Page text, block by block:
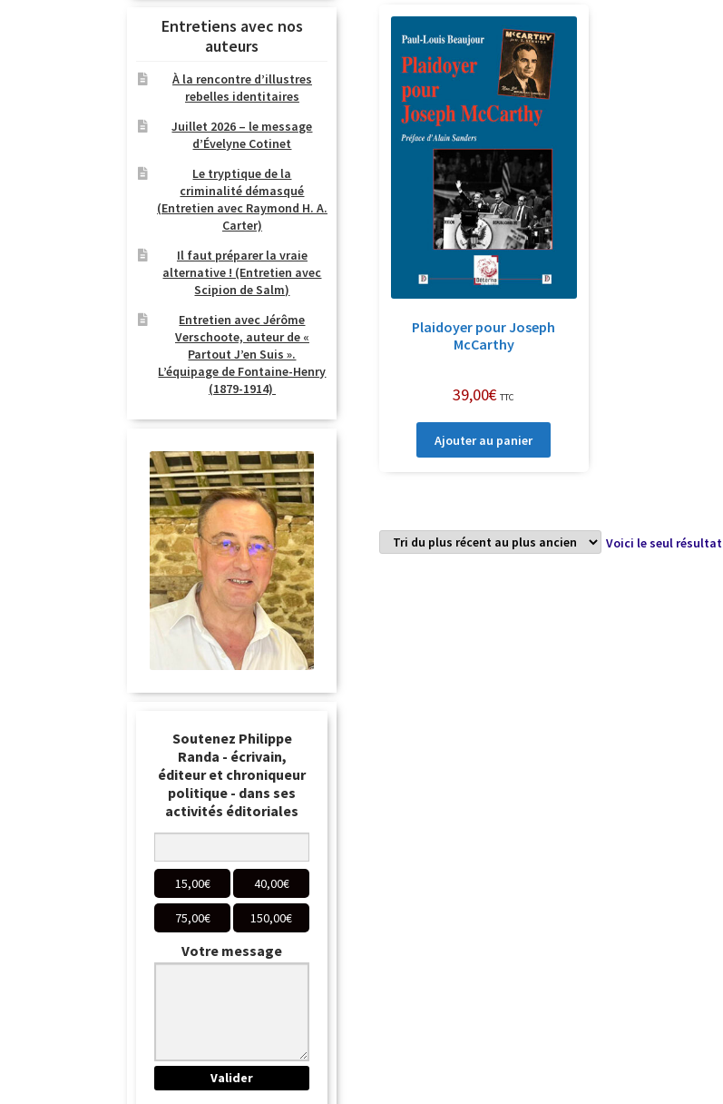
Plaidoyer pour Joseph
McCarthy
39,00€ TTC
Ajouter au panier
Voici le seul résultat
Entretiens avec nos
auteurs
À la rencontre d’illustres
rebelles identitaires
Juillet 2026 – le message
d’Évelyne Cotinet
Le tryptique de la
criminalité démasqué
(Entretien avec Raymond H. A.
Carter)
Il faut préparer la vraie
alternative ! (Entretien avec
Scipion de Salm)
Entretien avec Jérôme
Verschoote, auteur de «
Partout J’en Suis ».
L’équipage de Fontaine-Henry
(1879-1914)
Soutenez Philippe
Randa - écrivain,
éditeur et chroniqueur
politique - dans ses
activités éditoriales
15,00€ 40,00€
75,00€ 150,00€
Votre message